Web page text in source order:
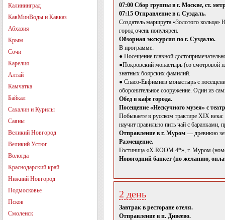
Калининград
КавМинВоды и Кавказ
Абхазия
Крым
Сочи
Карелия
Алтай
Камчатка
Байкал
Сахалин и Курилы
Саяны
Великий Новгород
Великий Устюг
Вологда
Краснодарский край
Нижний Новгород
Подмосковье
Псков
Смоленск
07:00 Сбор группы в г. Москве, ст.
07:15 Отправление в г. Суздаль.
Создатель маршрута «Золотого
город очень популярен.
Обзорная экскурсия по г. Суздалю.
В программе:
● Посещение главной
●Покровский монастырь (со смотровой
знатных боярских фамилий.
● Спасо-Евфимиев монастырь с
оборонительное сооружение. Один из
Обед в кафе города.
Посещение «Нескучного музея» с
Побываете в русском трактире XIX века:
научит правильно пить чай с
Отправление в г. Муром — древнюю
Размещение.
Гостиница «X.ROOM 4*», г. Муром
Новогодний банкет (по желанию,
2 день
Завтрак в ресторане отеля.
Отправление в п. Дивеево.